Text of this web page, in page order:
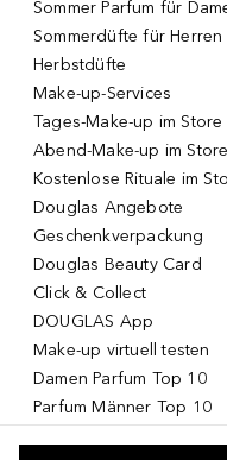
Sommer Parfum für
Sommerdüfte für Herren
Herbstdüfte
Make-up-Services
Tages-Make-up im Store
Abend-Make-up im Store
Kostenlose Rituale im
Douglas Angebote
Geschenkverpackung
Douglas Beauty Card
Click & Collect
DOUGLAS App
Make-up virtuell testen
Damen Parfum Top 10
Parfum Männer Top 10